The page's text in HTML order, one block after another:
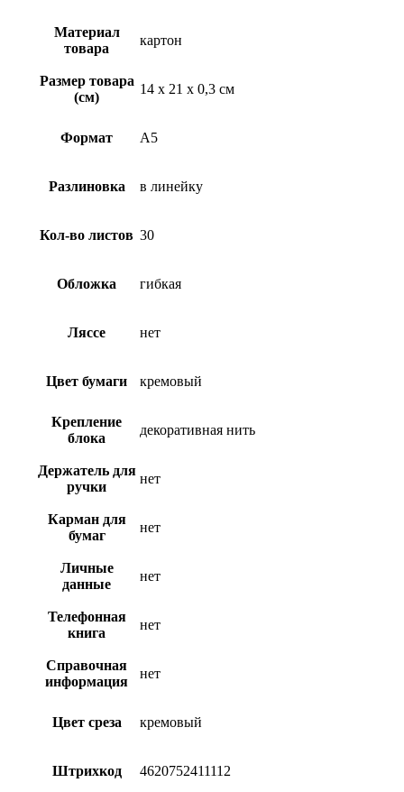
Материал
товара
картон
Размер товара
(см)
14 х 21 х 0,3 см
Формат A5
Разлиновка в линейку
Кол-во листов 30
Обложка гибкая
Ляссе нет
Цвет бумаги кремовый
Крепление
блока
декоративная нить
Держатель для
ручки
нет
Карман для
бумаг
нет
Личные
данные
нет
Телефонная
книга
нет
Справочная
информация
нет
Цвет среза кремовый
Штрихкод 4620752411112